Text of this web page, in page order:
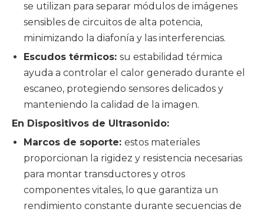
se utilizan para separar módulos de imágenes
sensibles de circuitos de alta potencia,
minimizando la diafonía y las interferencias.
Escudos térmicos: su estabilidad térmica
ayuda a controlar el calor generado durante el
escaneo, protegiendo sensores delicados y
manteniendo la calidad de la imagen.
En Dispositivos de Ultrasonido:
Marcos de soporte: estos materiales
proporcionan la rigidez y resistencia necesarias
para montar transductores y otros
componentes vitales, lo que garantiza un
rendimiento constante durante secuencias de